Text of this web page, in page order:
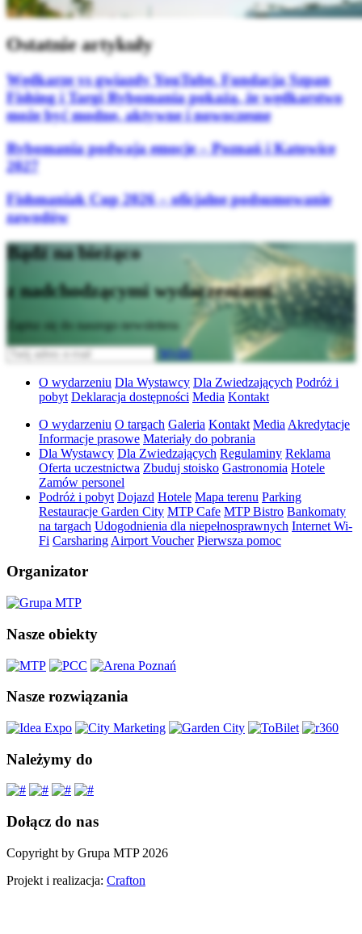
Ostatnie artykuły
Wędkarze vs gwiazdy YouTube. Fundacja Szpan
Fishing i Targi Rybomania pokażą, że wędkarstwo
może być modne, aktywne i nowoczesne
Rybomania podwaja emocje – Poznań i Katowice
2027
Fishmaniak Cup 2026 – oficjalne podsumowanie
zawodów
Bądź na bieżąco
z nadchodzącymi wydarzeniami
Zapisz się do naszego newslettera
Wyślij
O wydarzeniu Dla Wystawcy Dla Zwiedzających Podróż i
pobyt Deklaracja dostępności Media Kontakt
O wydarzeniu O targach Galeria Kontakt Media Akredytacje
Informacje prasowe Materiały do pobrania
Dla Wystawcy Dla Zwiedzających Regulaminy Reklama
Oferta uczestnictwa Zbuduj stoisko Gastronomia Hotele
Zamów personel
Podróż i pobyt Dojazd Hotele Mapa terenu Parking
Restauracje Garden City MTP Cafe MTP Bistro Bankomaty
na targach Udogodnienia dla niepełnosprawnych Internet Wi-
Fi Carsharing Airport Voucher Pierwsza pomoc
Organizator
Nasze obiekty
Nasze rozwiązania
Należymy do
Dołącz do nas
Copyright by Grupa MTP 2026
Projekt i realizacja: Crafton